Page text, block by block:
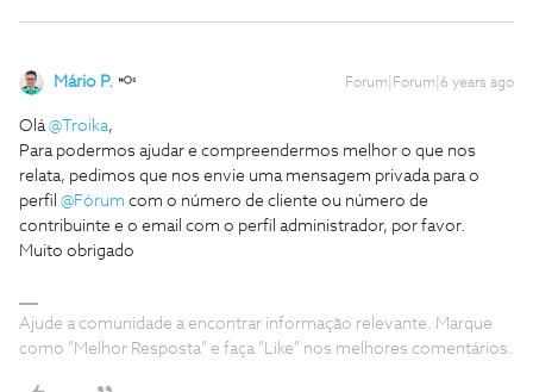
Mário P. Forum|Forum|6 years ago
Olá@Troika,
Para podermos ajudar e compreendermos melhor o que nos
relata, pedimos que nos envie uma mensagem privada para o
perfil @Fórum com o número de cliente ou número de
contribuinte e o email com o perfil administrador, por favor.
Muito obrigado
Ajude a comunidade a encontrar informação relevante. Marque
como "Melhor Resposta" e faça "Like" nos melhores comentários.